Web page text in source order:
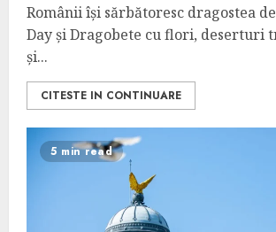
Românii își sărbătoresc dragostea
Day și Dragobete cu flori, deserturi
și...
CITESTE IN CONTINUARE
5 min read